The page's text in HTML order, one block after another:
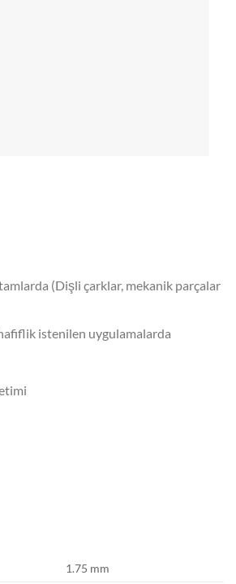
(Dişli çarklar, mekanik parçalar
istenilen uygulamalarda
1.75 mm